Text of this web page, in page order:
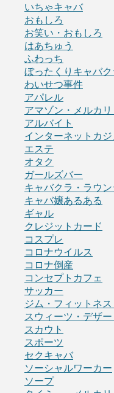
いちゃキャバ
おもしろ
お笑い・おもしろ
はあちゅう
ふわっち
ぼったくりキャバク
わいせつ事件
アパレル
アマゾン・メルカリ
アルバイト
インターネットカ
エステ
オタク
ガールズバー
キャバクラ・ラウ
キャバ嬢あるある
ギャル
クレジットカード
コスプレ
コロナウイルス
コロナ倒産
コンセプトカフェ
サッカー
ジム・フィットネ
スウィーツ・デザー
スカウト
スポーツ
セクキャバ
ソーシャルワーカー
ソープ